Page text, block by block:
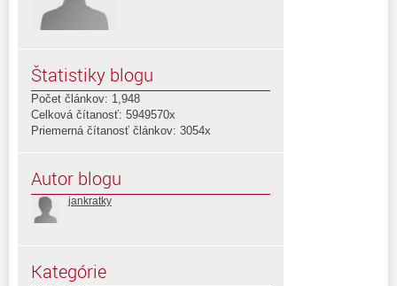
Štatistiky blogu
Počet článkov: 1,948
Celková čítanosť: 5949570x
Priemerná čítanosť článkov: 3054x
Autor blogu
jankratky
Kategórie